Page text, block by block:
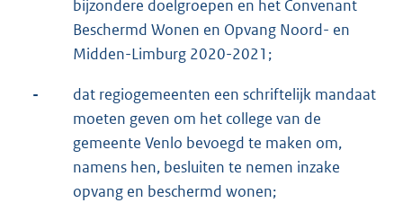
bijzondere doelgroepen en het Convenant
Beschermd Wonen en Opvang Noord- en
Midden-Limburg 2020-2021;
-
dat regiogemeenten een schriftelijk mandaat
moeten geven om het college van de
gemeente Venlo bevoegd te maken om,
namens hen, besluiten te nemen inzake
opvang en beschermd wonen;